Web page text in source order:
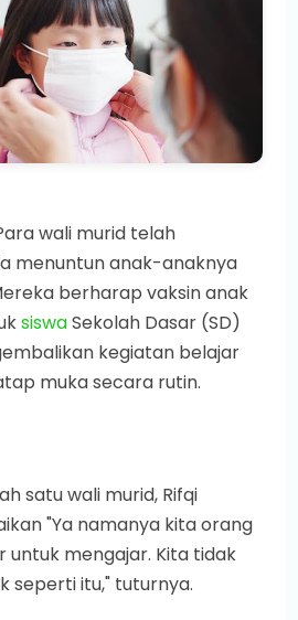
wali murid telah
menuntun anak-anaknya
berharap vaksin anak
siswaSekolah Dasar (SD)
kegiatan belajar
muka secara rutin.
satu wali murid, Rifqi
"Ya namanya kita orang
untuk mengajar. Kita tidak
seperti itu," tuturnya.